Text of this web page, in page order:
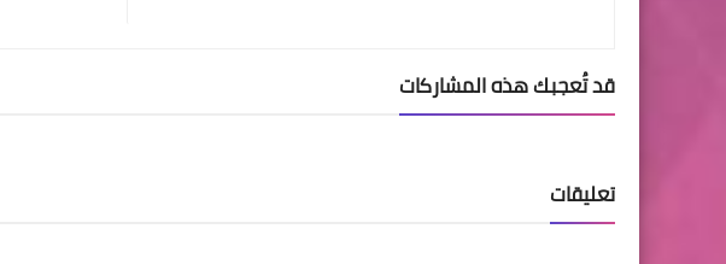
قد تُعجبك هذه المشاركات
تعليقات